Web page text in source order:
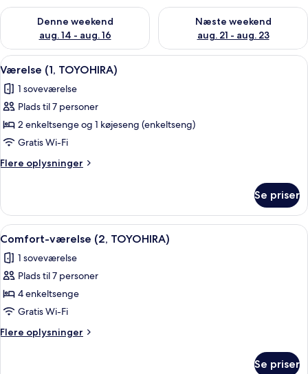
Denne weekend
aug. 14 - aug. 16
Tjek tilgængelighed for denne weekend aug. 14 - aug. 16
Næste weekend
aug. 21 - aug. 23
Tjek tilgængelighed for næste
Indlæs
alle
billeder
af
Værelse
(1,
TOYOHIRA)
Et hotelværelse med køjeseng,
6
Værelse (1, TOYOHIRA)
1 soveværelse
Plads til 7 personer
2 enkeltsenge og 1 køjeseng (enkeltseng)
Gratis Wi-Fi
Flere oplysninger
Flere
(1,
TOYOHIRA)
Se priser
Indlæs
alle
billeder
af
Comfort-
værelse
(2,
TOYOHIRA)
Et hotelværelse med to senge, et
5
Comfort-værelse (2, TOYOHIRA)
1 soveværelse
Plads til 7 personer
4 enkeltsenge
Gratis Wi-Fi
Flere oplysninger
Flere
Se priser